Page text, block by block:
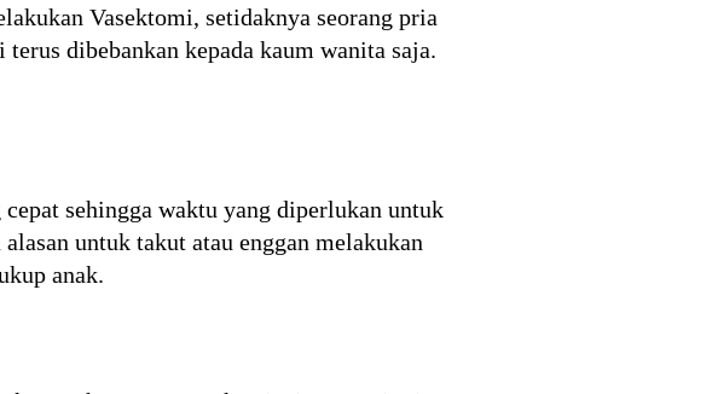
Vasektomi, setidaknya seorang pria
dibebankan kepada kaum wanita saja.
sehingga waktu yang diperlukan untuk
untuk takut atau enggan melakukan
anak.